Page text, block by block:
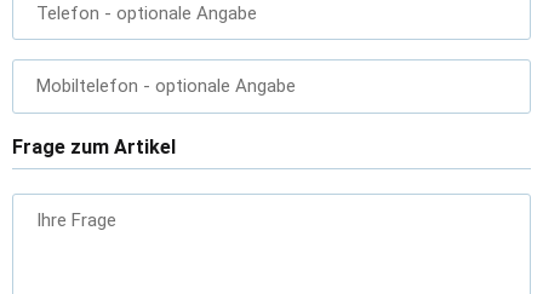
Telefon - optionale Angabe
Mobiltelefon - optionale Angabe
Frage zum Artikel
Ihre Frage